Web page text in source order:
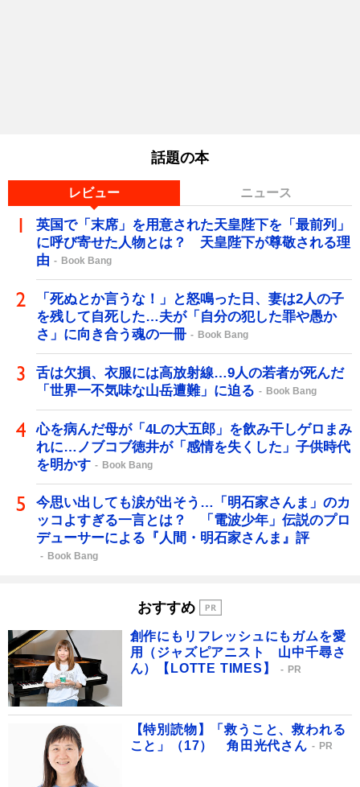
話題の本
レビュー ニュース
英国で「末席」を用意された天皇陛下を「最前列」
に呼び寄せた人物とは？ 天皇陛下が尊敬される理
由
Book Bang
「死ぬとか言うな！」と怒鳴った日、妻は2人の子
を残して自死した…夫が「自分の犯した罪や愚か
さ」に向き合う魂の一冊
Book Bang
舌は欠損、衣服には高放射線…9人の若者が死んだ
「世界一不気味な山岳遭難」に迫る
Book Bang
心を病んだ母が「4Lの大五郎」を飲み干しゲロまみ
れに…ノブコブ徳井が「感情を失くした」子供時代
を明かす
Book Bang
今思い出しても涙が出そう…「明石家さんま」のカ
ッコよすぎる一言とは？ 「電波少年」伝説のプロ
デューサーによる『人間・明石家さんま』評
Book Bang
おすすめ
創作にもリフレッシュにもガムを愛
用（ジャズピアニスト 山中千尋さ
ん）【LOTTE TIMES】
PR
【特別読物】「救うこと、救われる
こと」（17） 角田光代さん
PR